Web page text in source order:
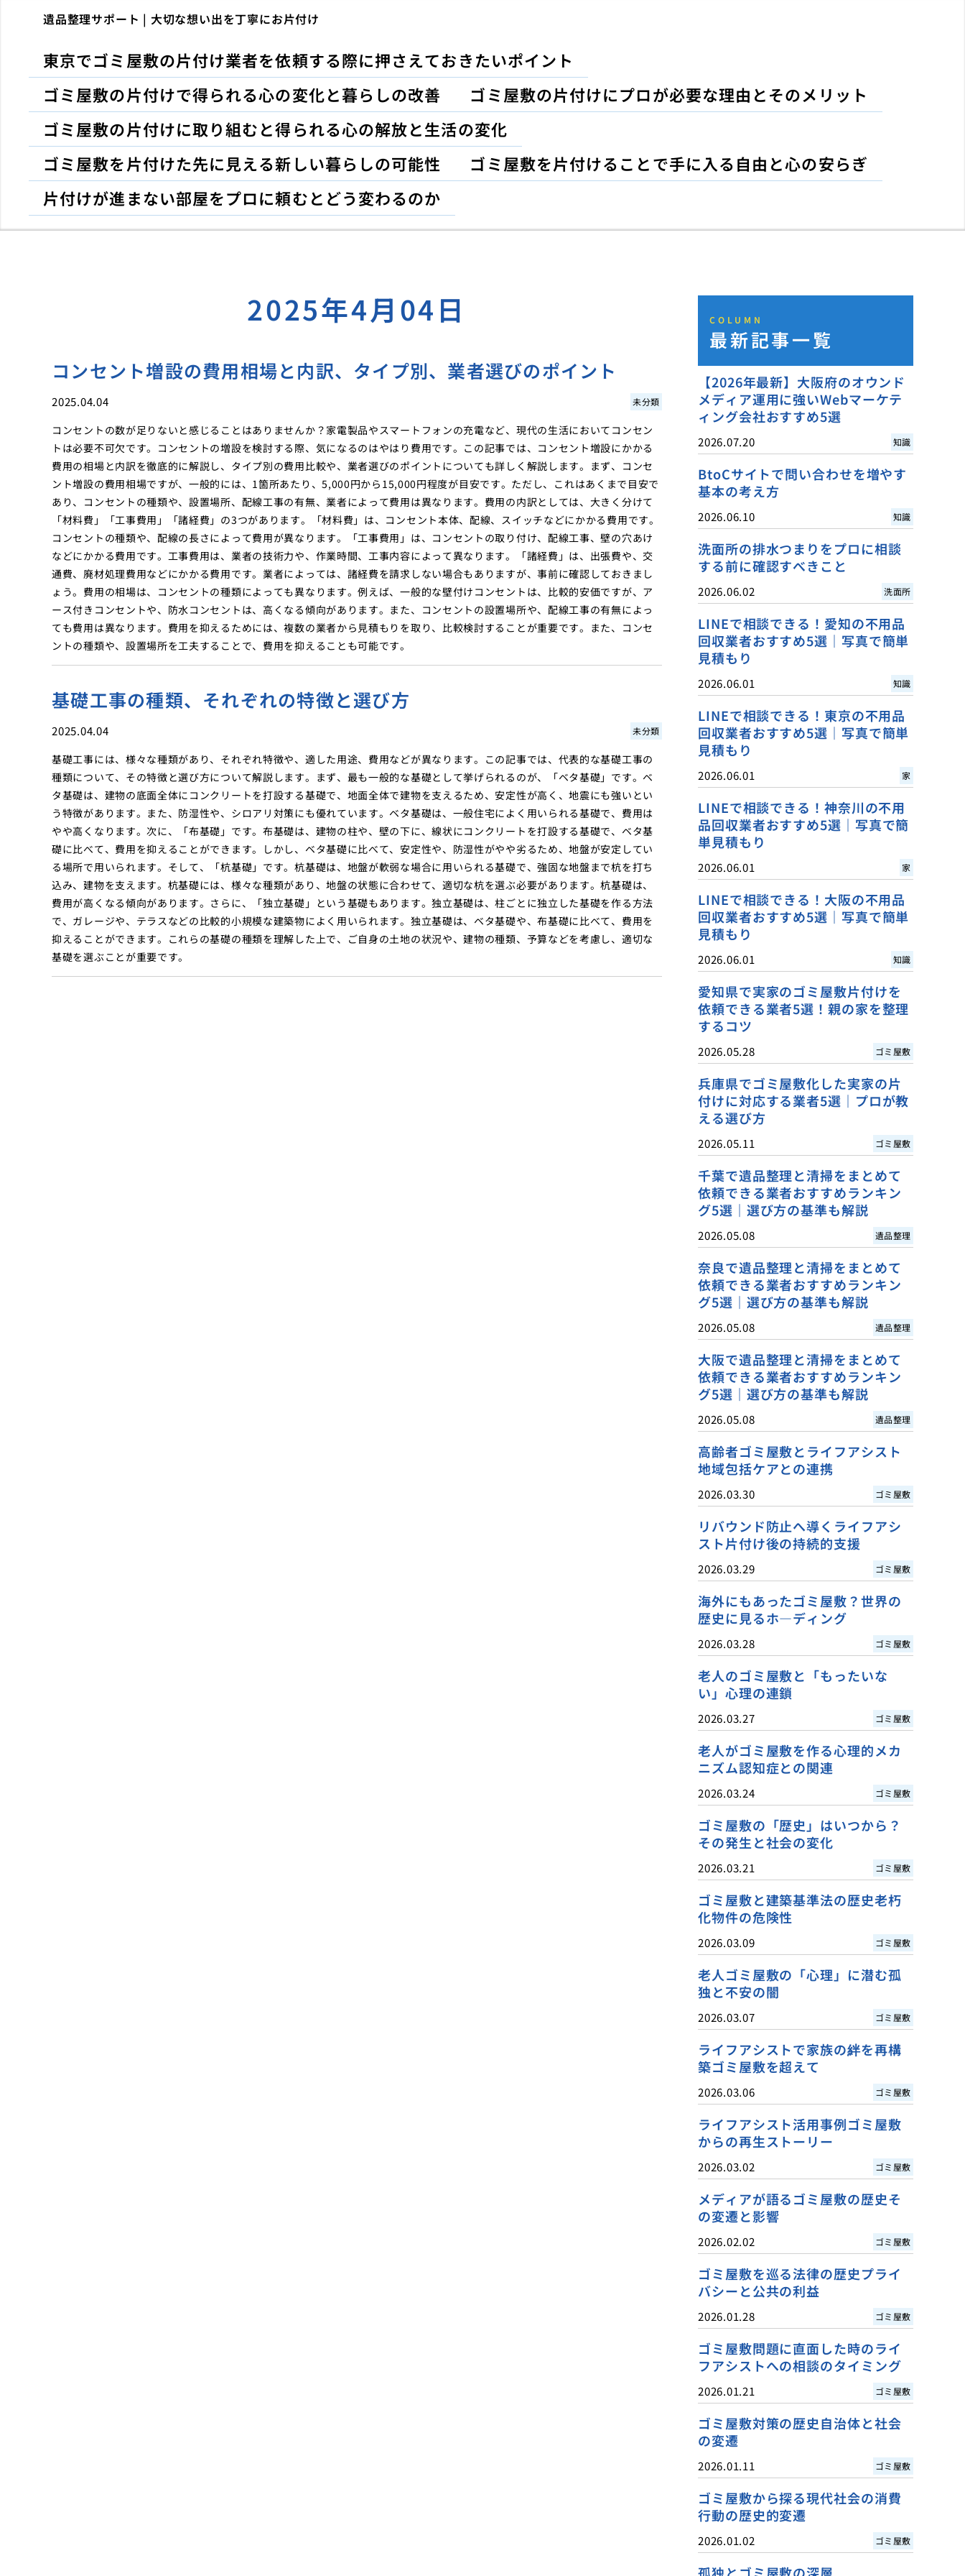
遺品整理サポート | 大切な想い出を丁寧にお片付け
東京でゴミ屋敷の片付け業者を依頼する際に押さえておきたいポイント
ゴミ屋敷の片付けで得られる心の変化と暮らしの改善
ゴミ屋敷の片付けにプロが必要な理由とそのメリット
ゴミ屋敷の片付けに取り組むと得られる心の解放と生活の変化
ゴミ屋敷を片付けた先に見える新しい暮らしの可能性
ゴミ屋敷を片付けることで手に入る自由と心の安らぎ
片付けが進まない部屋をプロに頼むとどう変わるのか
2025年4月04日
コンセント増設の費用相場と内訳、タイプ別、業者選びのポイント
2025.04.04 未分類
コンセントの数が足りないと感じることはありませんか？家電製品やスマートフォンの充電など、現代の生活においてコンセン
トは必要不可欠です。コンセントの増設を検討する際、気になるのはやはり費用です。この記事では、コンセント増設にかかる
費用の相場と内訳を徹底的に解説し、タイプ別の費用比較や、業者選びのポイントについても詳しく解説します。まず、コンセ
ント増設の費用相場ですが、一般的には、1箇所あたり、5,000円から15,000円程度が目安です。ただし、これはあくまで目安で
あり、コンセントの種類や、設置場所、配線工事の有無、業者によって費用は異なります。費用の内訳としては、大きく分けて
「材料費」「工事費用」「諸経費」の3つがあります。「材料費」は、コンセント本体、配線、スイッチなどにかかる費用です。
コンセントの種類や、配線の長さによって費用が異なります。「工事費用」は、コンセントの取り付け、配線工事、壁の穴あけ
などにかかる費用です。工事費用は、業者の技術力や、作業時間、工事内容によって異なります。「諸経費」は、出張費や、交
通費、廃材処理費用などにかかる費用です。業者によっては、諸経費を請求しない場合もありますが、事前に確認しておきまし
ょう。費用の相場は、コンセントの種類によっても異なります。例えば、一般的な壁付けコンセントは、比較的安価ですが、ア
ース付きコンセントや、防水コンセントは、高くなる傾向があります。また、コンセントの設置場所や、配線工事の有無によっ
ても費用は異なります。費用を抑えるためには、複数の業者から見積もりを取り、比較検討することが重要です。また、コンセ
ントの種類や、設置場所を工夫することで、費用を抑えることも可能です。
基礎工事の種類、それぞれの特徴と選び方
2025.04.04 未分類
基礎工事には、様々な種類があり、それぞれ特徴や、適した用途、費用などが異なります。この記事では、代表的な基礎工事の
種類について、その特徴と選び方について解説します。まず、最も一般的な基礎として挙げられるのが、「ベタ基礎」です。ベ
タ基礎は、建物の底面全体にコンクリートを打設する基礎で、地面全体で建物を支えるため、安定性が高く、地震にも強いとい
う特徴があります。また、防湿性や、シロアリ対策にも優れています。ベタ基礎は、一般住宅によく用いられる基礎で、費用は
やや高くなります。次に、「布基礎」です。布基礎は、建物の柱や、壁の下に、線状にコンクリートを打設する基礎で、ベタ基
礎に比べて、費用を抑えることができます。しかし、ベタ基礎に比べて、安定性や、防湿性がやや劣るため、地盤が安定してい
る場所で用いられます。そして、「杭基礎」です。杭基礎は、地盤が軟弱な場合に用いられる基礎で、強固な地盤まで杭を打ち
込み、建物を支えます。杭基礎には、様々な種類があり、地盤の状態に合わせて、適切な杭を選ぶ必要があります。杭基礎は、
費用が高くなる傾向があります。さらに、「独立基礎」という基礎もあります。独立基礎は、柱ごとに独立した基礎を作る方法
で、ガレージや、テラスなどの比較的小規模な建築物によく用いられます。独立基礎は、ベタ基礎や、布基礎に比べて、費用を
抑えることができます。これらの基礎の種類を理解した上で、ご自身の土地の状況や、建物の種類、予算などを考慮し、適切な
基礎を選ぶことが重要です。
COLUMN
最新記事一覧
【2026年最新】大阪府のオウンド
メディア運用に強いWebマーケテ
ィング会社おすすめ5選
2026.07.20 知識
BtoCサイトで問い合わせを増やす
基本の考え方
2026.06.10 知識
洗面所の排水つまりをプロに相談
する前に確認すべきこと
2026.06.02 洗面所
LINEで相談できる！愛知の不用品
回収業者おすすめ5選｜写真で簡単
見積もり
2026.06.01 知識
LINEで相談できる！東京の不用品
回収業者おすすめ5選｜写真で簡単
見積もり
2026.06.01 家
LINEで相談できる！神奈川の不用
品回収業者おすすめ5選｜写真で簡
単見積もり
2026.06.01 家
LINEで相談できる！大阪の不用品
回収業者おすすめ5選｜写真で簡単
見積もり
2026.06.01 知識
愛知県で実家のゴミ屋敷片付けを
依頼できる業者5選！親の家を整理
するコツ
2026.05.28 ゴミ屋敷
兵庫県でゴミ屋敷化した実家の片
付けに対応する業者5選｜プロが教
える選び方
2026.05.11 ゴミ屋敷
千葉で遺品整理と清掃をまとめて
依頼できる業者おすすめランキン
グ5選｜選び方の基準も解説
2026.05.08 遺品整理
奈良で遺品整理と清掃をまとめて
依頼できる業者おすすめランキン
グ5選｜選び方の基準も解説
2026.05.08 遺品整理
大阪で遺品整理と清掃をまとめて
依頼できる業者おすすめランキン
グ5選｜選び方の基準も解説
2026.05.08 遺品整理
高齢者ゴミ屋敷とライフアシスト
地域包括ケアとの連携
2026.03.30 ゴミ屋敷
リバウンド防止へ導くライフアシ
スト片付け後の持続的支援
2026.03.29 ゴミ屋敷
海外にもあったゴミ屋敷？世界の
歴史に見るホ―ディング
2026.03.28 ゴミ屋敷
老人のゴミ屋敷と「もったいな
い」心理の連鎖
2026.03.27 ゴミ屋敷
老人がゴミ屋敷を作る心理的メカ
ニズム認知症との関連
2026.03.24 ゴミ屋敷
ゴミ屋敷の「歴史」はいつから？
その発生と社会の変化
2026.03.21 ゴミ屋敷
ゴミ屋敷と建築基準法の歴史老朽
化物件の危険性
2026.03.09 ゴミ屋敷
老人ゴミ屋敷の「心理」に潜む孤
独と不安の闇
2026.03.07 ゴミ屋敷
ライフアシストで家族の絆を再構
築ゴミ屋敷を超えて
2026.03.06 ゴミ屋敷
ライフアシスト活用事例ゴミ屋敷
からの再生ストーリー
2026.03.02 ゴミ屋敷
メディアが語るゴミ屋敷の歴史そ
の変遷と影響
2026.02.02 ゴミ屋敷
ゴミ屋敷を巡る法律の歴史プライ
バシーと公共の利益
2026.01.28 ゴミ屋敷
ゴミ屋敷問題に直面した時のライ
フアシストへの相談のタイミング
2026.01.21 ゴミ屋敷
ゴミ屋敷対策の歴史自治体と社会
の変遷
2026.01.11 ゴミ屋敷
ゴミ屋敷から探る現代社会の消費
行動の歴史的変遷
2026.01.02 ゴミ屋敷